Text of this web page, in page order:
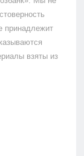
принадлежит
взяты из